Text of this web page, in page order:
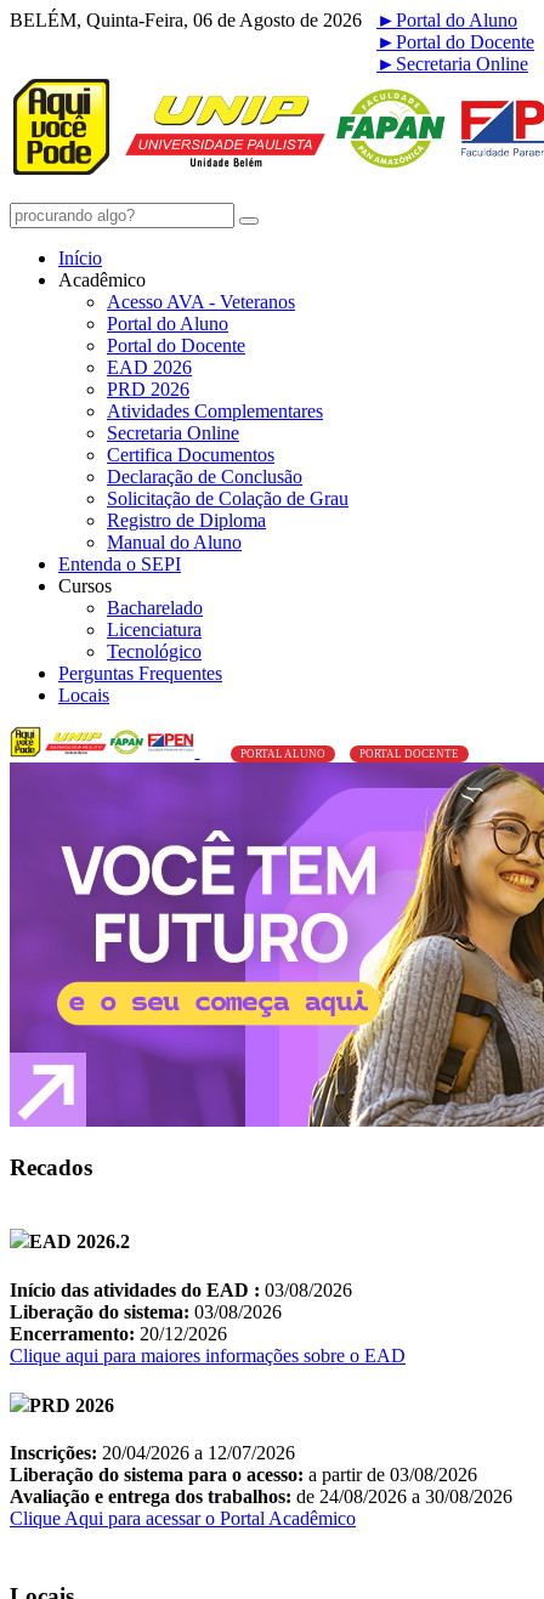
BELÉM, Quinta-Feira, 06 de Agosto de 2026 ►Portal do Aluno
►Portal do Docente
► Secretaria Online
Início
Acadêmico
Acesso AVA - Veteranos
Portal do Aluno
Portal do Docente
EAD 2026
PRD 2026
Atividades Complementares
Secretaria Online
Certifica Documentos
Declaração de Conclusão
Solicitação de Colação de Grau
Registro de Diploma
Manual do Aluno
Entenda o SEPI
Cursos
Bacharelado
Licenciatura
Tecnológico
Perguntas Frequentes
Locais
PORTAL ALUNO PORTAL DOCENTE
Recados